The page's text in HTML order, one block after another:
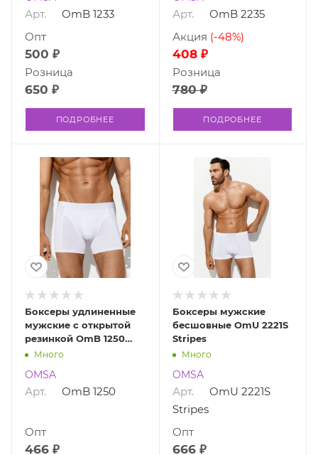
Арт. OmB 1233
500 ₽
Опт
650 ₽
Розница
ПОДРОБНЕЕ
Арт. OmB 2235
408 ₽
Акция (-48%)
780 ₽
Розница
ПОДРОБНЕЕ
Боксеры удлиненные
мужские с открытой
резинкой OmB 1250
БАМБУК
Много
OMSA
Арт. OmB 1250
466 ₽
Опт
Боксеры мужские
бесшовные OmU 2221S
Stripes
Много
OMSA
Арт.
OmU 2221S
Stripes
666 ₽
Опт